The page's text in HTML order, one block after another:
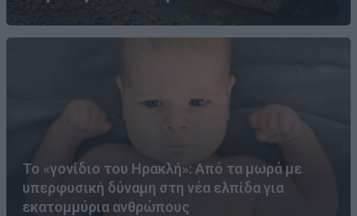
Το «γονίδιο του Ηρακλή»: Από τα μωρά με
υπερφυσική δύναμη στη νέα ελπίδα για
εκατομμύρια ανθρώπους